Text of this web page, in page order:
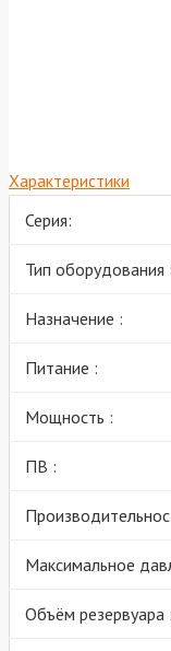
Характеристики
Серия:
Тип оборудования :
Назначение :
Питание :
Мощность :
ПВ :
Максимальное
Объём резервуара :